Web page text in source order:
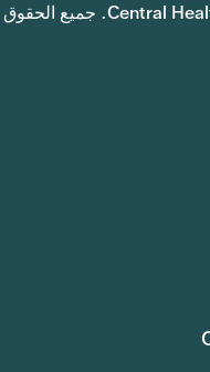
جميع الحقوق محفوظة © 2026 Central Health. جميع الحقوق